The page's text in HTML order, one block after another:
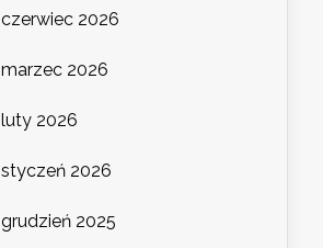
czerwiec 2026
marzec 2026
luty 2026
styczeń 2026
grudzień 2025